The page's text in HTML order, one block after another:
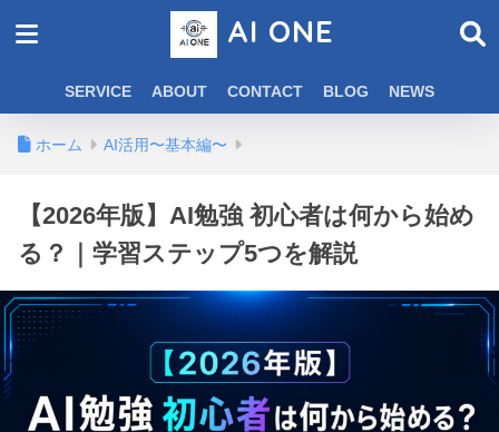
AI ONE
SERVICE ABOUT CONTACT BLOG NEWS
ホーム AI活用〜基本編〜
【2026年版】AI勉強 初心者は何から始め
る？｜学習ステップ5つを解説